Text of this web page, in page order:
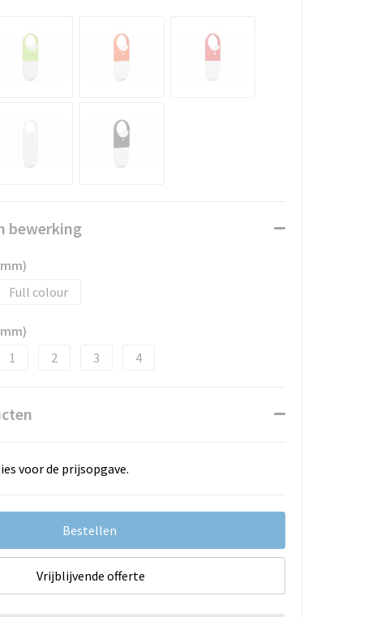
bewerking
Full colour
1 2 3 4
voor de prijsopgave.
Bestellen
Vrijblijvende offerte